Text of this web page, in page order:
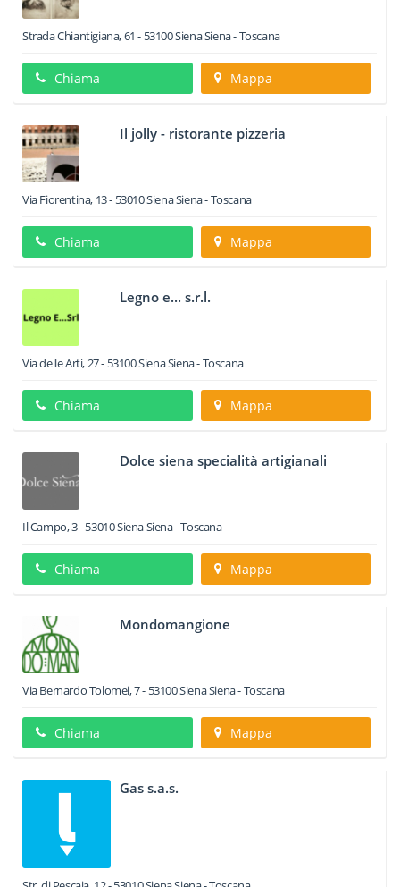
Strada Chiantigiana, 61 - 53100SienaSiena -Toscana
Chiama Mappa
Il jolly - ristorante pizzeria
Via Fiorentina, 13- 53010SienaSiena -Toscana
Chiama Mappa
Legno e... s.r.l.
Via delle Arti, 27- 53100SienaSiena -Toscana
Chiama Mappa
Dolce siena specialità artigianali
Il Campo, 3-53010SienaSiena -Toscana
Chiama Mappa
Mondomangione
Via Bernardo Tolomei, 7- 53100SienaSiena -Toscana
Chiama Mappa
Gas s.a.s.